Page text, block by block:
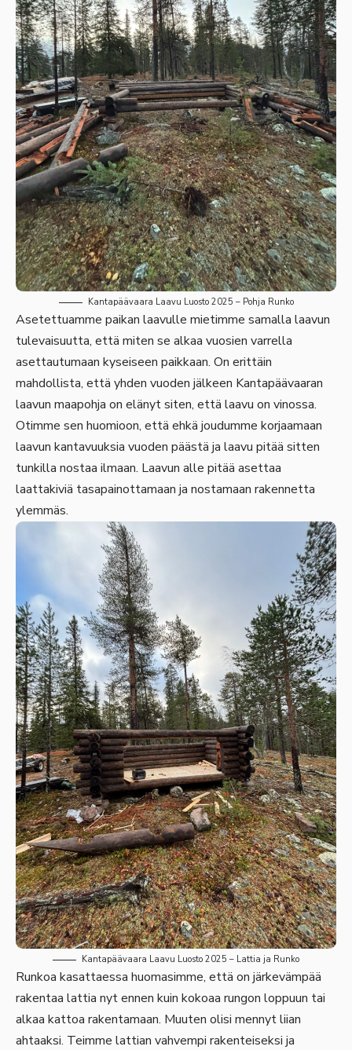
Kantapäävaara Laavu Luosto 2025 – Pohja Runko
Asetettuamme paikan laavulle mietimme samalla laavun
tulevaisuutta, että miten se alkaa vuosien varrella
asettautumaan kyseiseen paikkaan. On erittäin
mahdollista, että yhden vuoden jälkeen Kantapäävaaran
laavun maapohja on elänyt siten, että laavu on vinossa.
Otimme sen huomioon, että ehkä joudumme korjaamaan
laavun kantavuuksia vuoden päästä ja laavu pitää sitten
tunkilla nostaa ilmaan. Laavun alle pitää asettaa
laattakiviä tasapainottamaan ja nostamaan rakennetta
ylemmäs.
Kantapäävaara Laavu Luosto 2025 – Lattia ja Runko
Runkoa kasattaessa huomasimme, että on järkevämpää
rakentaa lattia nyt ennen kuin kokoaa rungon loppuun tai
alkaa kattoa rakentamaan. Muuten olisi mennyt liian
ahtaaksi. Teimme lattian vahvempi rakenteiseksi ja